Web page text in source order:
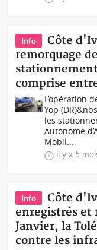
Info
Côte
remorquage
comprise
L’opération
Yop
les
Autonome
Mobil...
il y a 5
Info
Côte
enregistrés et
Janvier, la
contre les